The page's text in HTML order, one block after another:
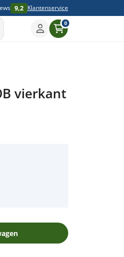
9,2 Klantenservice
0
vierkant